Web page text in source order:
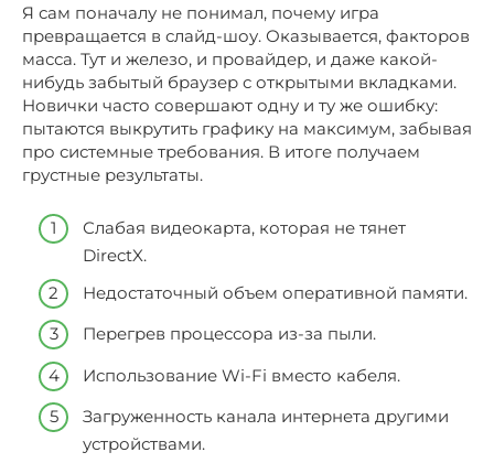
Я сам поначалу не понимал, почему игра
превращается в слайд-шоу. Оказывается, факторов
масса. Тут и железо, и провайдер, и даже какой-
нибудь забытый браузер с открытыми вкладками.
Новички часто совершают одну и ту же ошибку:
пытаются выкрутить графику на максимум, забывая
про системные требования. В итоге получаем
грустные результаты.
Слабая видеокарта, которая не тянет
DirectX.
Недостаточный объем оперативной памяти.
Перегрев процессора из-за пыли.
Использование Wi-Fi вместо кабеля.
Загруженность канала интернета другими
устройствами.